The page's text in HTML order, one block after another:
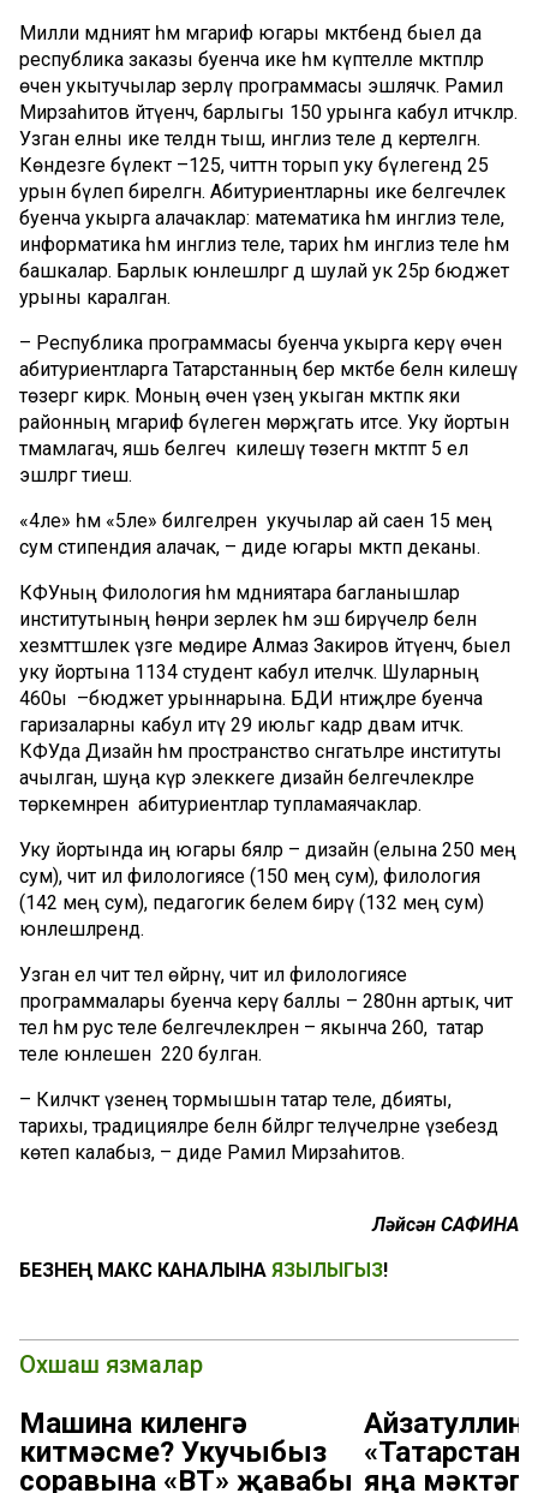
Милли мәдәният һәм мәгариф югары мәктәбендә быел да
республика заказы буенча ике һәм күптелле мәктәпләр
өчен укытучылар әзерләү программасы эшләячәк. Рамил
Мирзаһитов әйтүенчә, барлыгы 150 урынга кабул итәчәкләр.
Узган елны ике телдән тыш, инглиз теле дә кертелгән.
Көндезге бүлектә –125, читтән торып уку бүлегендә 25
урын бүлеп бирелгән. Абитуриентларны ике белгечлек
буенча укырга алачаклар: математика һәм инглиз теле,
информатика һәм инглиз теле, тарих һәм инглиз теле һәм
башкалар. Барлык юнәлешләргә дә шулай ук 25әр бюджет
урыны каралган.
– Республика программасы буенча укырга керү өчен
абитуриентларга Татарстанның бер мәктәбе белән килешү
төзергә кирәк. Моның өчен үзең укыган мәктәпкә яки
районның мәгариф бүлегенә мөрәҗәгать итәсе. Уку йортын
тәмамлагач, яшь белгеч килешү төзегән мәктәптә 5 ел
эшләргә тиеш.
«4ле» һәм «5ле» билгеләренә укучылар ай саен 15 мең
сум стипендия алачак, – диде югары мәктәп деканы.
КФУның Филология һәм мәдәниятара багланышлар
институтының һөнәри әзерлек һәм эш бирүчеләр белән
хезмәттәшлек үзәге мөдире Алмаз Закиров әйтүенчә, быел
уку йортына 1134 студент кабул ителәчәк. Шуларның
460ы –бюджет урыннарына. БДИ нәтиҗәләре буенча
гаризаларны кабул итү 29 июльгә кадәр дәвам итәчәк.
КФУда Дизайн һәм пространство сәнгатьләре институты
ачылган, шуңа күрә элеккеге дизайн белгечлекләре
төркемнәренә абитуриентлар тупламаячаклар.
Уку йортында иң югары бәяләр – дизайн (елына 250 мең
сум), чит ил филологиясе (150 мең сум), филология
(142 мең сум), педагогик белем бирү (132 мең сум)
юнәлешләрендә.
Узган ел чит тел өйрәнү, чит ил филологиясе
программалары буенча керү баллы – 280нән артык, чит
тел һәм рус теле белгечлекләренә – якынча 260, ә татар
теле юнәлешенә 220 булган.
– Киләчәктә үзенең тормышын татар теле, әдәбияты,
тарихы, традицияләре белән бәйләргә теләүчеләрне үзебездә
көтеп калабыз, – диде Рамил Мирзаһитов.
Ләйсән САФИНА
БЕЗНЕҢ МАКС КАНАЛЫНА ЯЗЫЛЫГЫЗ!
Охшаш язмалар
Машина киленгә
китмәсме? Укучыбыз
соравына «ВТ» җавабы
Айзатуллин:
яңа мәктәп